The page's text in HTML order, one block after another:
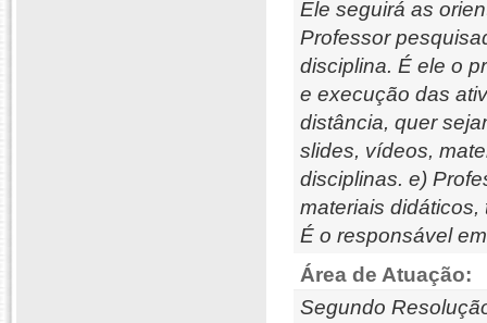
Ele seguirá as
Professor
disciplina. É ele o
e execução das
distância, quer
slides, vídeos,
disciplinas. e)
materiais
É o responsável
Área de Atuação:
Segundo